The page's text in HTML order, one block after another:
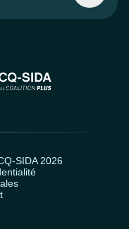
SIDA 2026